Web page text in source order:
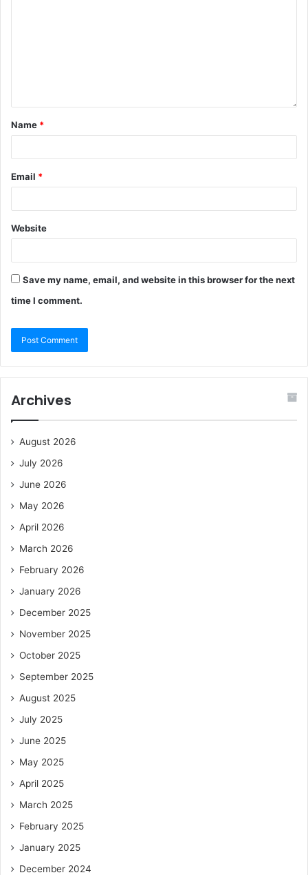
Name *
Email *
Website
Save my name, email, and website in this browser for the next
time I comment.
Archives
August 2026
July 2026
June 2026
May 2026
April 2026
March 2026
February 2026
January 2026
December 2025
November 2025
October 2025
September 2025
August 2025
July 2025
June 2025
May 2025
April 2025
March 2025
February 2025
January 2025
December 2024